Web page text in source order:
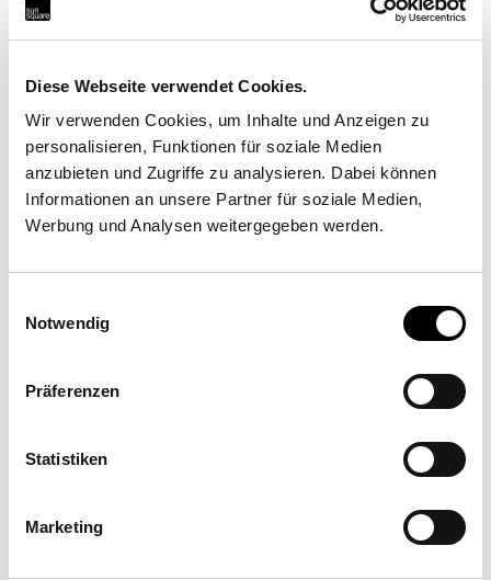
Diese Webseite verwendet Cookies.
Wir verwenden Cookies, um Inhalte und Anzeigen zu
personalisieren, Funktionen für soziale Medien
anzubieten und Zugriffe zu analysieren. Dabei können
Informationen an unsere Partner für soziale Medien,
Werbung und Analysen weitergegeben werden.
Notwendig
Präferenzen
Statistiken
Marketing
No Name, No Rain – shade
Rectangular Sail solo: AX-I